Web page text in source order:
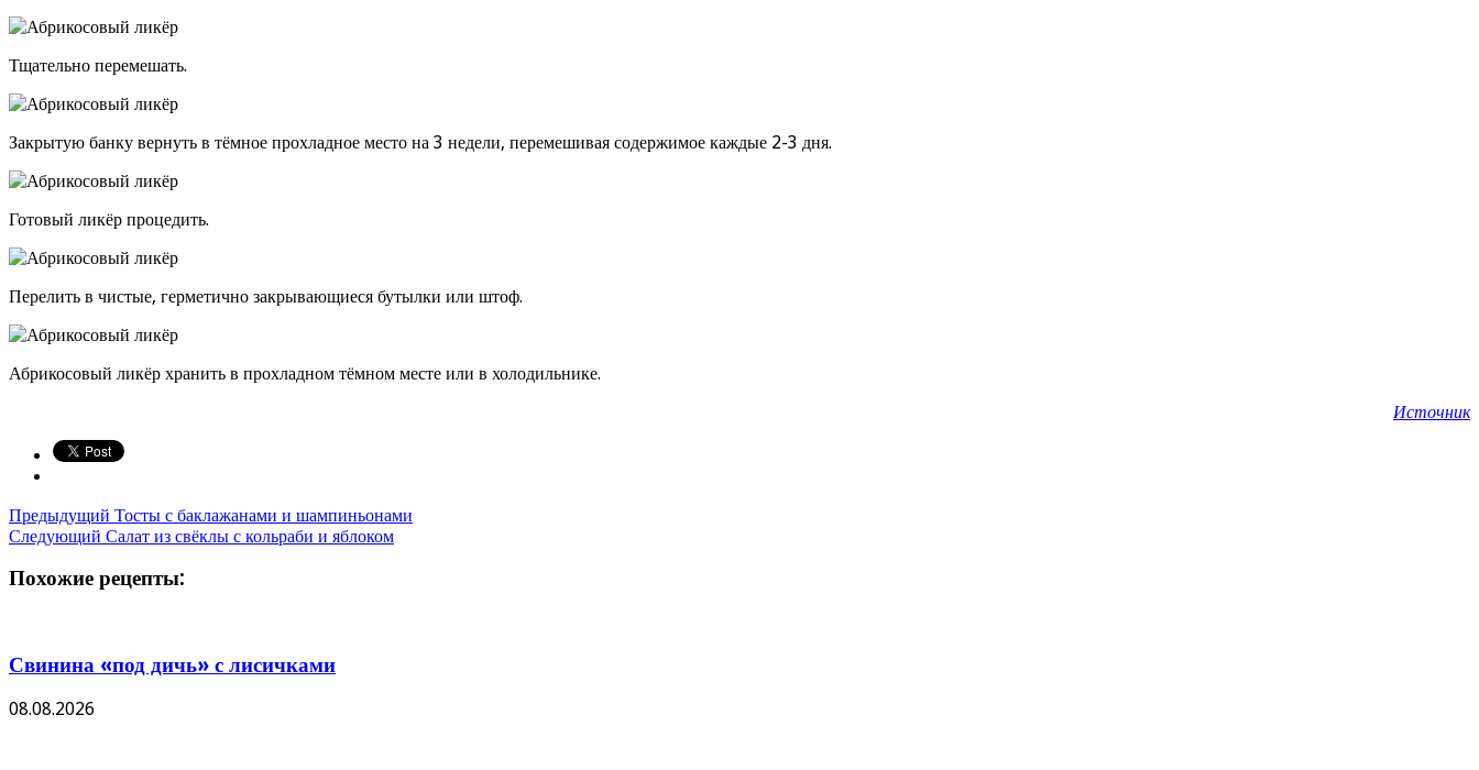
Тщательно перемешать.
Закрытую банку вернуть в тёмное прохладное место на 3 недели, перемешивая содержимое каждые 2-3 дня.
Готовый ликёр процедить.
Перелить в чистые, герметично закрывающиеся бутылки или штоф.
Абрикосовый ликёр хранить в прохладном тёмном месте или в холодильнике.
Источник
Предыдущий Тосты с баклажанами и шампиньонами
Следующий Салат из свёклы с кольраби и яблоком
Похожие рецепты:
Свинина «под дичь» с лисичками
08.08.2026